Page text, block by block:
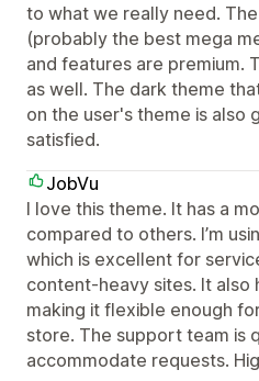
to what we really need.
(probably the best mega
and features are premium.
as well. The dark theme
on the user's theme is also
satisfied.
JobVu
I love this theme. It has a
compared to others. I’m
which is excellent for
content-heavy sites. It also
making it flexible enough
store. The support team is
accommodate requests.